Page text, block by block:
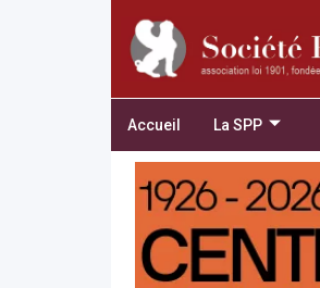
Accueil La SPP